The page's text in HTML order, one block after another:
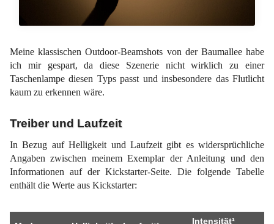
Meine klassischen Outdoor-Beamshots von der Baumallee habe
ich mir gespart, da diese Szenerie nicht wirklich zu einer
Taschenlampe diesen Typs passt und insbesondere das Flutlicht
kaum zu erkennen wäre.
Treiber und Laufzeit
In Bezug auf Helligkeit und Laufzeit gibt es widersprüchliche
Angaben zwischen meinem Exemplar der Anleitung und den
Informationen auf der Kickstarter-Seite. Die folgende Tabelle
enthält die Werte aus Kickstarter:
Intensität¹